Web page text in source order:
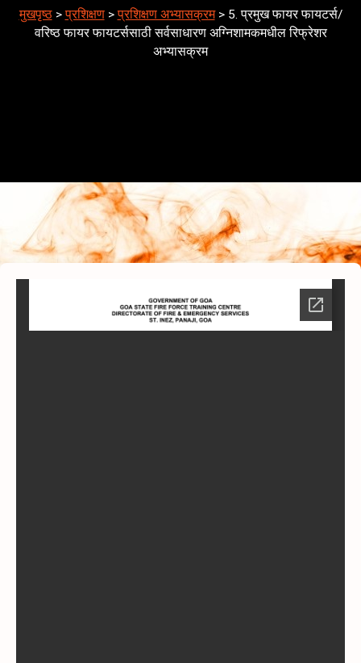
मुखपृष्ठ>प्रशिक्षण>प्रशिक्षण अभ्यासक्रम> 5. प्रमुख फायर फायटर्स/
वरिष्ठ फायर फायटर्ससाठी सर्वसाधारण अग्निशामकमधील रिफ्रेशर
अभ्यासक्रम